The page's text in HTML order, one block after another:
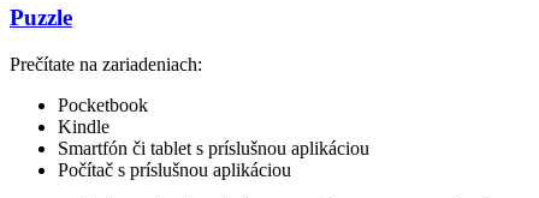
Puzzle
Prečítate na zariadeniach:
Pocketbook
Kindle
Smartfón či tablet s príslušnou aplikáciou
Počítač s príslušnou aplikáciou